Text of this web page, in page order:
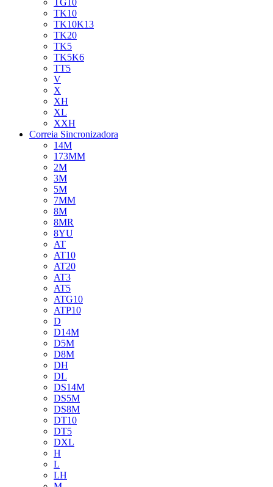
TG10
TK10
TK10K13
TK20
TK5
TK5K6
TT5
V
X
XH
XL
XXH
Correia Sincronizadora
14M
173MM
2M
3M
5M
7MM
8M
8MR
8YU
AT
AT10
AT20
AT3
AT5
ATG10
ATP10
D
D14M
D5M
D8M
DH
DL
DS14M
DS5M
DS8M
DT10
DT5
DXL
H
L
LH